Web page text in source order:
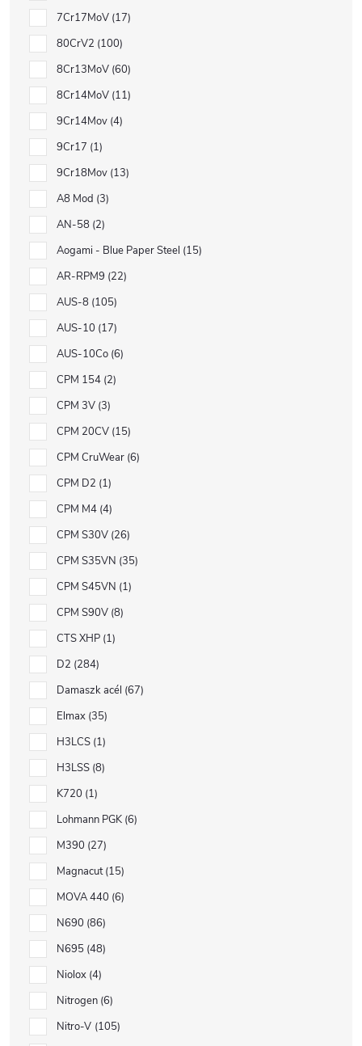
7Cr17MoV 17
80CrV2 100
8Cr13MoV 60
8Cr14MoV 11
9Cr14Mov 4
9Cr17 1
9Cr18Mov 13
A8 Mod 3
AN-58 2
Aogami - Blue Paper Steel 15
AR-RPM9 22
AUS-8 105
AUS-10 17
AUS-10Co 6
CPM 154 2
CPM 3V 3
CPM 20CV 15
CPM CruWear 6
CPM D2 1
CPM M4 4
CPM S30V 26
CPM S35VN 35
CPM S45VN 1
CPM S90V 8
CTS XHP 1
D2 284
Damaszk acél 67
Elmax 35
H3LCS 1
H3LSS 8
K720 1
Lohmann PGK 6
M390 27
Magnacut 15
MOVA 440 6
N690 86
N695 48
Niolox 4
Nitrogen 6
Nitro-V 105